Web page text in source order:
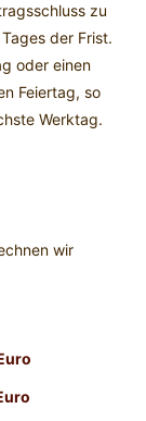
zu
der Frist.
oder einen
Feiertag, so
Werktag.
wir